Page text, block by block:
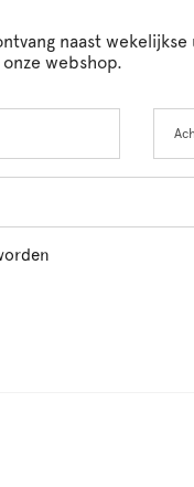
naast
webshop.